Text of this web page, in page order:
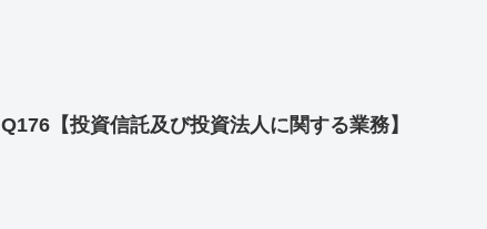
Q176【投資信託及び投資法人に関する業務】